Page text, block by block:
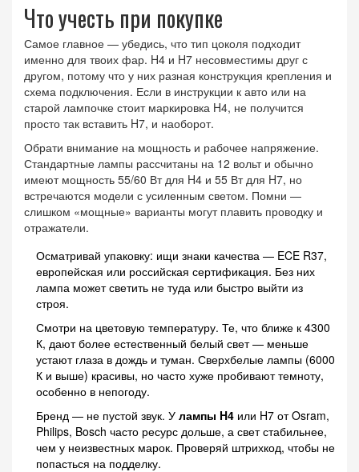
Что учесть при покупке
Самое главное — убедись, что тип цоколя подходит
именно для твоих фар. H4 и H7 несовместимы друг с
другом, потому что у них разная конструкция крепления и
схема подключения. Если в инструкции к авто или на
старой лампочке стоит маркировка H4, не получится
просто так вставить H7, и наоборот.
Обрати внимание на мощность и рабочее напряжение.
Стандартные лампы рассчитаны на 12 вольт и обычно
имеют мощность 55/60 Вт для H4 и 55 Вт для H7, но
встречаются модели с усиленным светом. Помни —
слишком «мощные» варианты могут плавить проводку и
отражатели.
Осматривай упаковку: ищи знаки качества — ECE R37,
европейская или российская сертификация. Без них
лампа может светить не туда или быстро выйти из
строя.
Смотри на цветовую температуру. Те, что ближе к 4300
К, дают более естественный белый свет — меньше
устают глаза в дождь и туман. Сверхбелые лампы (6000
К и выше) красивы, но часто хуже пробивают темноту,
особенно в непогоду.
Бренд — не пустой звук. У лампы H4 или H7 от Osram,
Philips, Bosch часто ресурс дольше, а свет стабильнее,
чем у неизвестных марок. Проверяй штрихкод, чтобы не
попасться на подделку.